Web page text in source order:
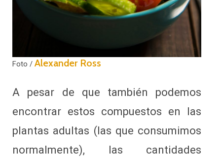
Foto /Alexander Ross
A pesar de que también podemos
encontrar estos compuestos en las
plantas adultas (las que consumimos
normalmente), las cantidades